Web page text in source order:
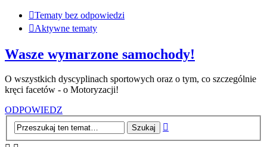
Tematy bez odpowiedzi
Aktywne tematy
Wasze wymarzone samochody!
O wszystkich dyscyplinach sportowych oraz o tym, co szczególnie
kręci facetów - o Motoryzacji!
ODPOWIEDZ